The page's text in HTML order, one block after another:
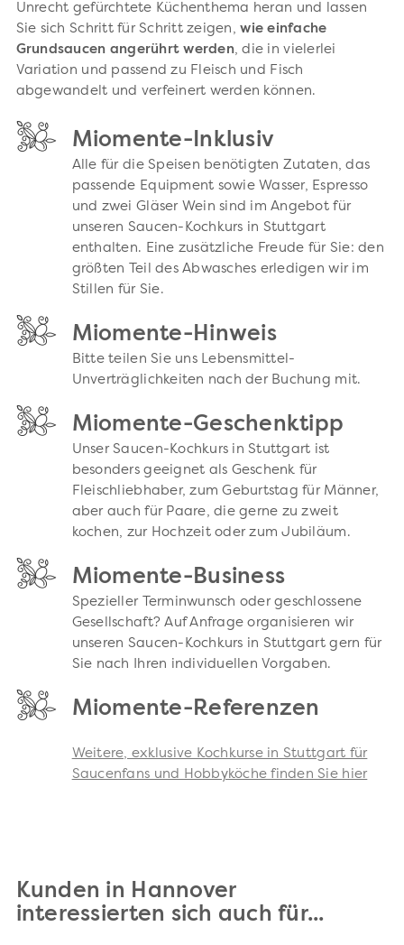
Unrecht gefürchtete Küchenthema heran und lassen
Sie sich Schritt für Schritt zeigen,wie einfache
Grundsaucen angerührt werden, die in vielerlei
Variation und passend zu Fleisch und Fisch
abgewandelt und verfeinert werden können.
Miomente-Inklusiv
Alle für die Speisen benötigten Zutaten, das
passende Equipment sowie Wasser, Espresso
und zwei Gläser Wein sind im Angebot für
unseren Saucen-Kochkurs in Stuttgart
enthalten. Eine zusätzliche Freude für Sie: den
größten Teil des Abwasches erledigen wir im
Stillen für Sie.
Miomente-Hinweis
Bitte teilen Sie uns Lebensmittel-
Unverträglichkeiten nach der Buchung mit.
Miomente-Geschenktipp
Unser Saucen-Kochkurs in Stuttgart ist
besonders geeignet als Geschenk für
Fleischliebhaber, zum Geburtstag für Männer,
aber auch für Paare, die gerne zu zweit
kochen, zur Hochzeit oder zum Jubiläum.
Miomente-Business
Spezieller Terminwunsch oder geschlossene
Gesellschaft? Auf Anfrage organisieren wir
unseren Saucen-Kochkurs in Stuttgart gern für
Sie nach Ihren individuellen Vorgaben.
Miomente-Referenzen
Weitere, exklusive Kochkurse in Stuttgart für
Saucenfans und Hobbyköche finden Sie hier
Kunden in Hannover
interessierten sich auch für...